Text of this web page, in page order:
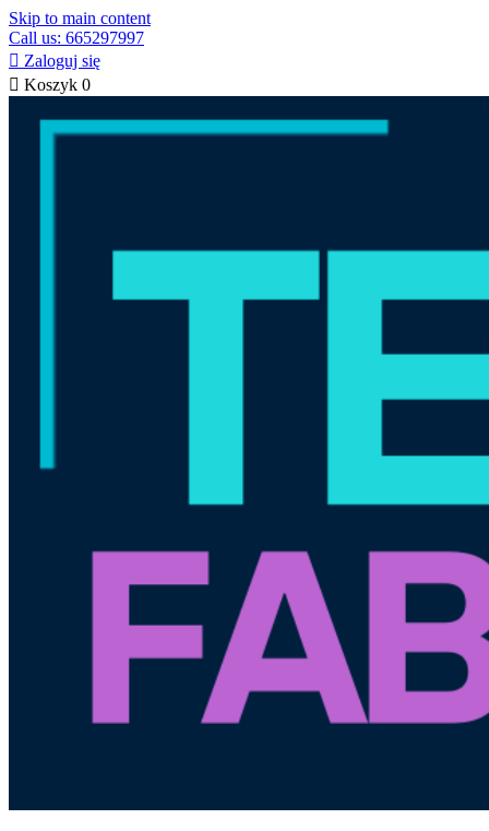
Skip to main content
Call us: 665297997
 Zaloguj się
 Koszyk 0